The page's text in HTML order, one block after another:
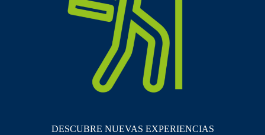
DESCUBRE NUEVAS EXPERIENCIAS